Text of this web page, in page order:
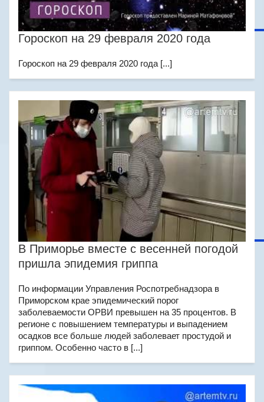
Гороскоп на 29 февраля 2020 года
Гороскоп на 29 февраля 2020 года [...]
В Приморье вместе с весенней погодой
пришла эпидемия гриппа
По информации Управления Роспотребнадзора в
Приморском крае эпидемический порог
заболеваемости ОРВИ превышен на 35 процентов. В
регионе с повышением температуры и выпадением
осадков все больше людей заболевает простудой и
гриппом. Особенно часто в [...]